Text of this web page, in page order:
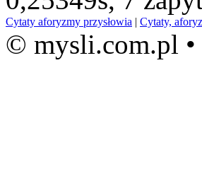
Cytaty aforyzmy przysłowia | Cytaty,
© mysli.com.pl •